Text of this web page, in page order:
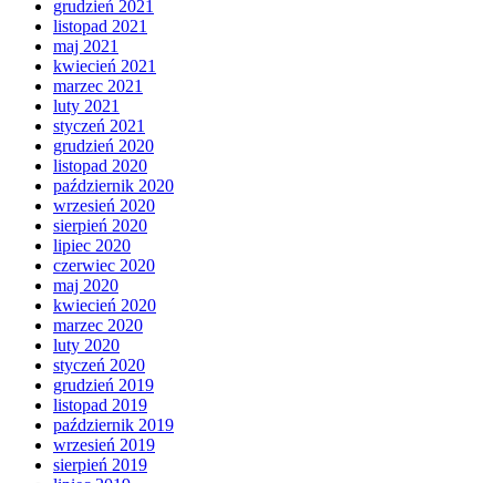
grudzień 2021
listopad 2021
maj 2021
kwiecień 2021
marzec 2021
luty 2021
styczeń 2021
grudzień 2020
listopad 2020
październik 2020
wrzesień 2020
sierpień 2020
lipiec 2020
czerwiec 2020
maj 2020
kwiecień 2020
marzec 2020
luty 2020
styczeń 2020
grudzień 2019
listopad 2019
październik 2019
wrzesień 2019
sierpień 2019